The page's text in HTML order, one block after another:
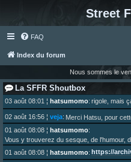
Street
FAQ
Index du forum
Nous sommes le
La SFFR Shoutbox
03 août 08:01 ¦ hatsumomo: rigole, mais
02 août 16:56 ¦ veja: Merci Hatsu, pour
01 août 08:08 ¦ hatsumomo:
Vous y trouverez du sesque, de l'humour,
01 août 08:08 ¦ hatsumomo: https://